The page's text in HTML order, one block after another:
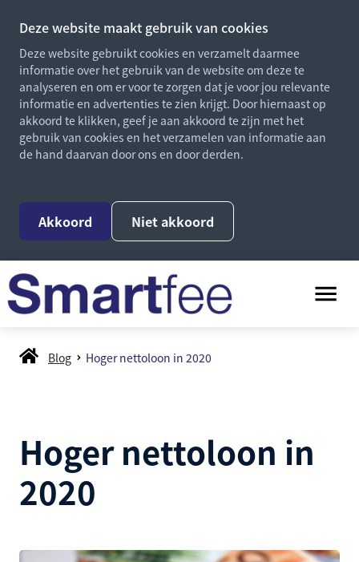
Deze website maakt gebruik van cookies
Deze website gebruikt cookies en verzamelt daarmee
informatie over het gebruik van de website om deze te
analyseren en om er voor te zorgen dat je voor jou relevante
informatie en advertenties te zien krijgt. Door hiernaast op
akkoord te klikken, geef je aan akkoord te zijn met het
gebruik van cookies en het verzamelen van informatie aan
de hand daarvan door ons en door derden.
Akkoord Niet akkoord
Blog Hoger nettoloon in 2020
Hoger nettoloon in
2020